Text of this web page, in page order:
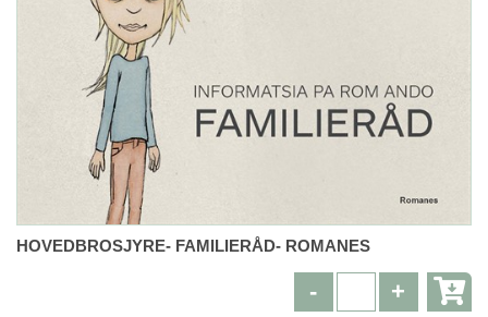
HOVEDBROSJYRE- FAMILIERÅD- ROMANES
+
-